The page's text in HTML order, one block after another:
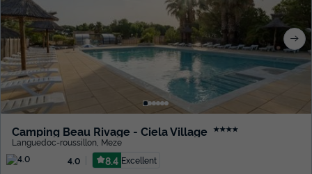
Camping Beau Rivage - Ciela Village ★★★★
Languedoc-roussillon Meze
4.0
8.4 Excellent